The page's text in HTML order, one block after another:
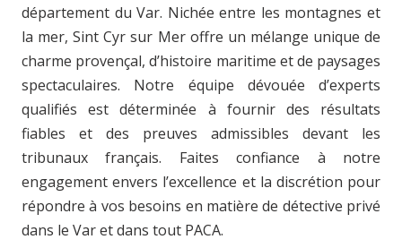
département du Var. Nichée entre les montagnes et
la mer, Sint Cyr sur Mer offre un mélange unique de
charme provençal, d’histoire maritime et de paysages
spectaculaires. Notre équipe dévouée d’experts
qualifiés est déterminée à fournir des résultats
fiables et des preuves admissibles devant les
tribunaux français. Faites confiance à notre
engagement envers l’excellence et la discrétion pour
répondre à vos besoins en matière de détective privé
dans le Var et dans tout PACA.